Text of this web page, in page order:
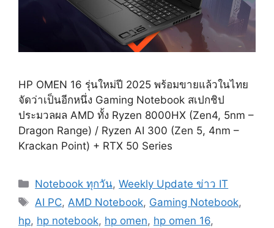
HP OMEN 16 รุ่นใหม่ปี 2025 พร้อมขายแล้วในไทย
จัดว่าเป็นอีกหนึ่ง Gaming Notebook สเปกชิป
ประมวลผล AMD ทั้ง Ryzen 8000HX (Zen4, 5nm –
Dragon Range) / Ryzen AI 300 (Zen 5, 4nm –
Krackan Point) + RTX 50 Series
Categories
Notebook ทุกวัน,Weekly Update ข่าว IT
Tags
AI PC,AMD Notebook, Gaming Notebook,
hp, hp notebook, hp omen, hp omen 16,